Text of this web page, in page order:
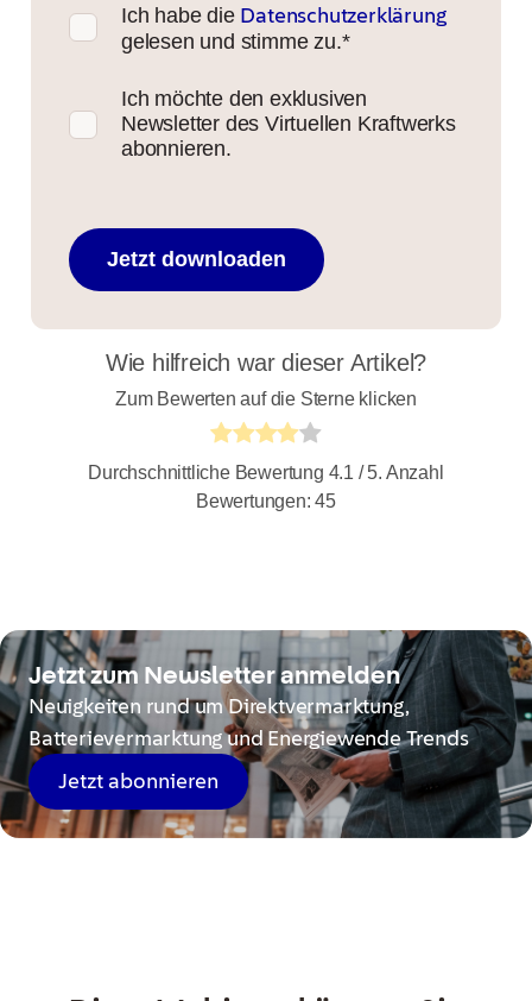
Ich habe die Datenschutzerklärung
gelesen und stimme zu.*
Ich möchte den exklusiven
Newsletter des Virtuellen Kraftwerks
abonnieren.
Wie hilfreich war dieser Artikel?
Zum Bewerten auf die Sterne klicken
Durchschnittliche Bewertung 4.1 / 5. Anzahl
Bewertungen:45
Jetzt zum Newsletter anmelden
Neuigkeiten rund um Direktvermarktung,
Batterievermarktung und Energiewende Trends
Jetzt abonnieren